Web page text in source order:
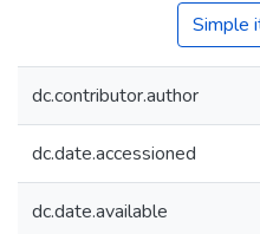
Statistics
Simple
dc.contributor.author
dc.date.accessioned
dc.date.available